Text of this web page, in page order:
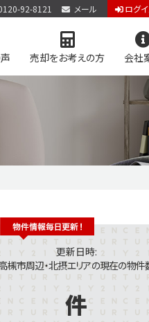
92-8121 メール ログ
集 vol.1
見られる土地
売却をお考えの方 会社
更新日時:
槻市周辺・北摂エリアの現在の物件
件